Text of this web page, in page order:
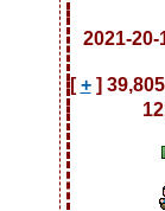
11-20-2021
39,805 [
+
]